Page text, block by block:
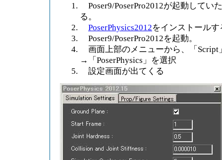
Poser9/PoserPro2012が起動してい
る。
PoserPhysics2012をインストールす
Poser9/PoserPro2012を起動。
画面上部のメニューから、「Script
→「PoserPhysics」を選択
設定画面が出てくる